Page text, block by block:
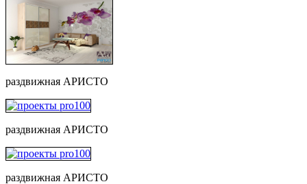
раздвижная АРИСТО
раздвижная АРИСТО
раздвижная АРИСТО